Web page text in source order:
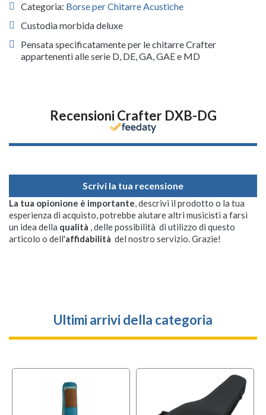
Categoria: Borse per Chitarre Acustiche
Custodia morbida deluxe
Pensata specificatamente per le chitarre Crafter
appartenenti alle serie D, DE, GA, GAE e MD
Recensioni Crafter DXB-DG
Scrivi la tua recensione
La tua opionione è importante, descrivi il prodotto o la tua
esperienza di acquisto, potrebbe aiutare altri musicisti a farsi
un idea della qualità , delle possibilità di utilizzo di questo
articolo o dell'affidabilità del nostro servizio. Grazie!
Ultimi arrivi della categoria